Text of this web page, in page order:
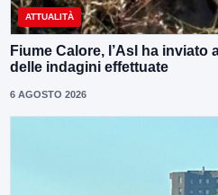
ATTUALITÀ
Fiume Calore, l’Asl ha inviato
delle indagini effettuate
6 AGOSTO 2026